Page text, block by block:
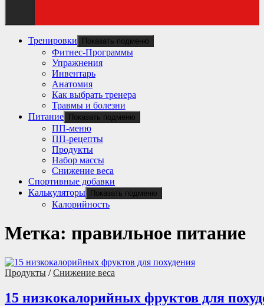
Тренировки Показать подменю
Фитнес-Программы
Упражнения
Инвентарь
Анатомия
Как выбрать тренера
Травмы и болезни
Питание
Показать подменю
ПП-меню
ПП-рецепты
Продукты
Набор массы
Снижение веса
Спортивные добавки
Калькуляторы
Показать подменю
Калорийность
Метка: правильное питание
Продукты /Снижение веса
15 низкокалорийных фруктов для